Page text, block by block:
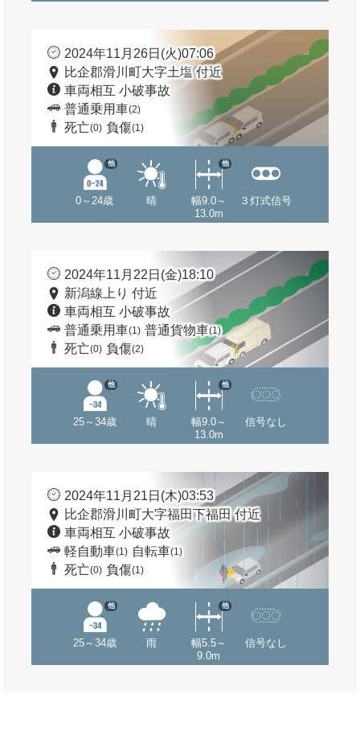
2024年11月26日(火)07:06
比企郡滑川町大字土塩 付近
車両相互 小破事故
普通乗用車(2)
死亡(0) 負傷(1)
0～24歳
他
晴
幅9.0～
13.0m
他
３灯式信号
2024年11月22日(金)18:10
新潟線上り 付近
車両相互 小破事故
普通乗用車(1) 普通貨物車(1)
死亡(0) 負傷(2)
25～34歳
他
晴
幅9.0～
13.0m
他
信号なし
2024年11月21日(木)03:53
比企郡滑川町大字福田下福田 付近
車両相互 小破事故
軽自動車(1) 自転車(1)
死亡(0) 負傷(1)
25～34歳
他
雨
幅5.5～
9.0m
他
信号なし